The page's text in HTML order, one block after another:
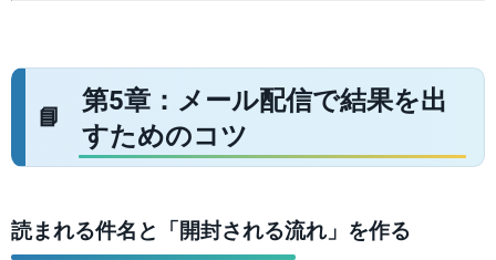
第5章：メール配信で結果を出
すためのコツ
読まれる件名と「開封される流れ」を作る